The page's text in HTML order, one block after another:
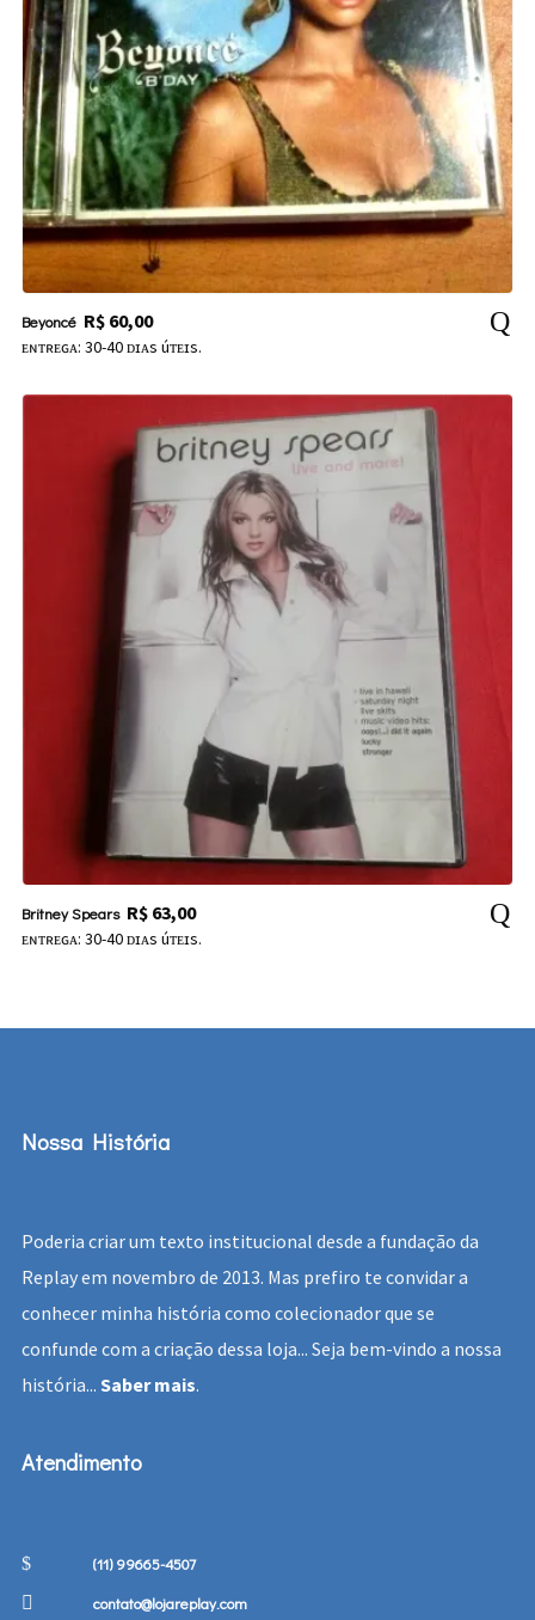
Beyoncé R$60,00
ᴇɴᴛʀᴇɢᴀ: 30-40 ᴅɪᴀs úᴛᴇɪs.
Britney Spears R$63,00
ᴇɴᴛʀᴇɢᴀ: 30-40 ᴅɪᴀs úᴛᴇɪs.
Nossa História
Poderia criar um texto institucional desde a fundação da
Replay em novembro de 2013. Mas prefiro te convidar a
conhecer minha história como colecionador que se
confunde com a criação dessa loja... Seja bem-vindo a nossa
história... Saber mais.
Atendimento
(11) 99665-4507
contato@lojareplay.com